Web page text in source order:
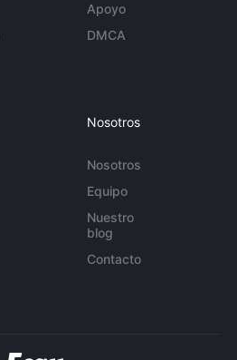
Apoyo
DMCA
Nosotros
Nosotros
Equipo
Nuestro
blog
Contacto